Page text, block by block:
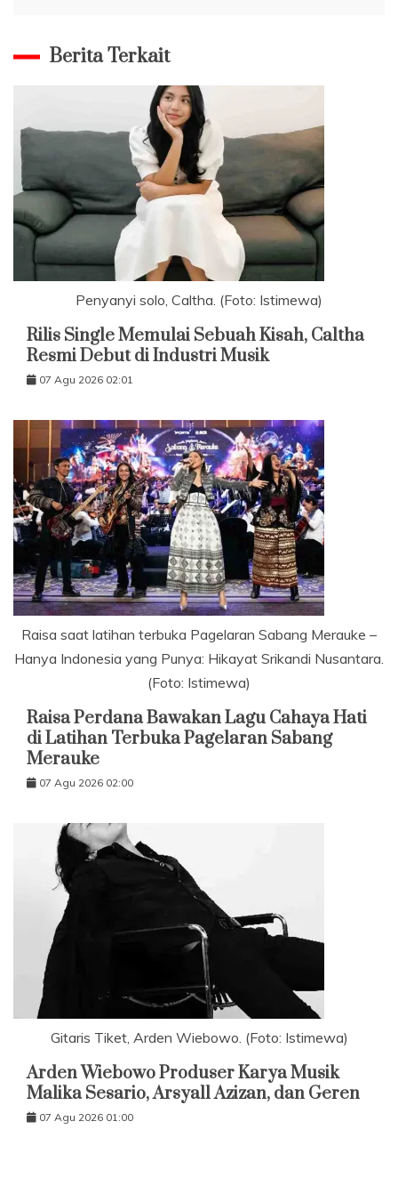
Berita Terkait
Penyanyi solo, Caltha. (Foto: Istimewa)
Rilis Single Memulai Sebuah Kisah, Caltha
Resmi Debut di Industri Musik
07 Agu 2026 02:01
Raisa saat latihan terbuka Pagelaran Sabang Merauke –
Hanya Indonesia yang Punya: Hikayat Srikandi Nusantara.
(Foto: Istimewa)
Raisa Perdana Bawakan Lagu Cahaya Hati
di Latihan Terbuka Pagelaran Sabang
Merauke
07 Agu 2026 02:00
Gitaris Tiket, Arden Wiebowo. (Foto: Istimewa)
Arden Wiebowo Produser Karya Musik
Malika Sesario, Arsyall Azizan, dan Geren
07 Agu 2026 01:00